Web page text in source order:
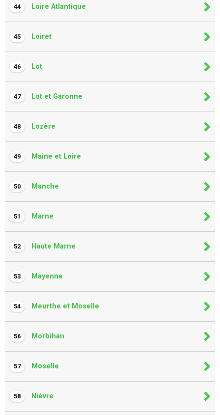
44 Loire Atlantique
45 Loiret
46 Lot
47 Lot et Garonne
48 Lozère
49 Maine et Loire
50 Manche
51 Marne
52 Haute Marne
53 Mayenne
54 Meurthe et Moselle
56 Morbihan
57 Moselle
58 Nièvre